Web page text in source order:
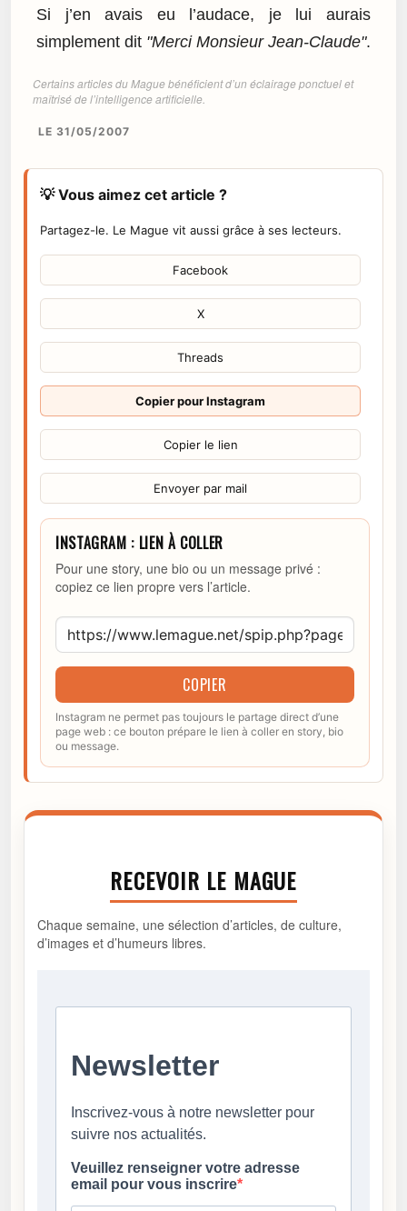
Si j’en avais eu l’audace, je lui aurais
simplement dit "Merci Monsieur Jean-Claude".
Certains articles du Mague bénéficient d’un éclairage ponctuel et
maîtrisé de l’intelligence artificielle.
LE 31/05/2007
💡 Vous aimez cet article ?
Partagez-le. Le Mague vit aussi grâce à ses lecteurs.
Facebook
X
Threads
Copier pour Instagram
Copier le lien
Envoyer par mail
INSTAGRAM : LIEN À COLLER
Pour une story, une bio ou un message privé :
copiez ce lien propre vers l’article.
COPIER
Instagram ne permet pas toujours le partage direct d’une
page web : ce bouton prépare le lien à coller en story, bio
ou message.
RECEVOIR LE MAGUE
Chaque semaine, une sélection d’articles, de culture,
d’images et d’humeurs libres.